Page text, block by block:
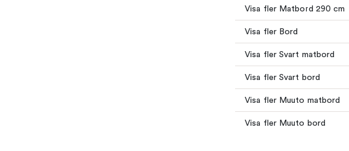
Visa fler Matbord 290 cm
Visa fler Bord
Visa fler Svart matbord
Visa fler Svart bord
Visa fler Muuto matbord
Visa fler Muuto bord